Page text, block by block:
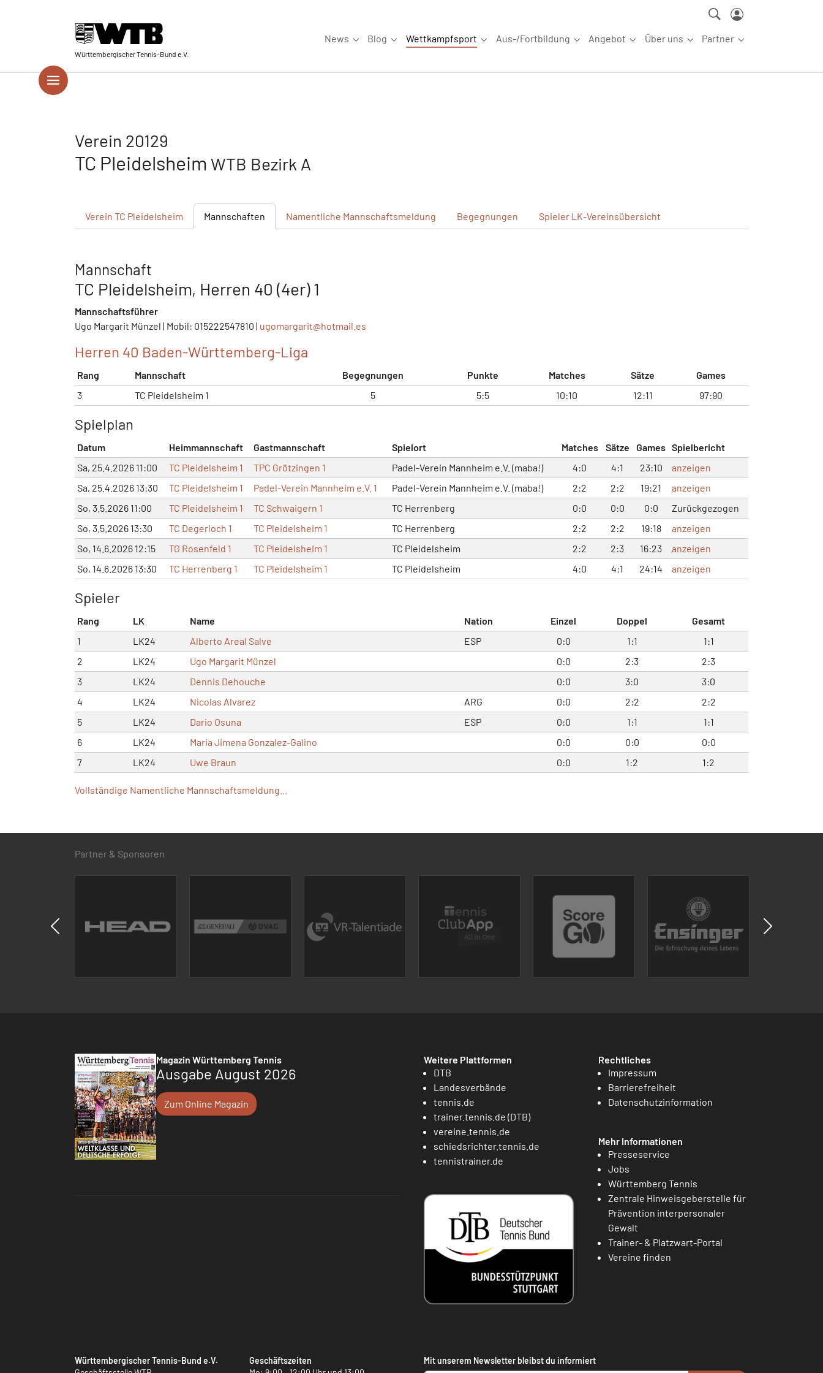
Württembergischer Tennis-Bund e.V.
News
Submenu for "News"
Blog
Submenu for "Blog"
Wettkampfsport
Submenu for "Wettkampfsport"
Aus-/Fortbildung
Submenu for "Aus-/Fortbildung"
Angebot
Submenu for "Angebot"
Über uns
Submenu for "Über uns"
Partner
Submenu for
Verein 20129
TC Pleidelsheim WTB Bezirk A
Verein TC Pleidelsheim Mannschaften Namentliche Mannschaftsmeldung Begegnungen Spieler LK-Vereinsübersicht
Mannschaft
TC Pleidelsheim, Herren 40 (4er) 1
Mannschaftsführer
Ugo Margarit Münzel | Mobil: 015222547810 | ugomargarit@hotmail.es
Herren 40 Baden-Württemberg-Liga
Rang Mannschaft Begegnungen Punkte Matches Sätze
Games
3
TC Pleidelsheim 1 5 5:5 10:10 12:11 97:90
Spielplan
Datum Heimmannschaft Gastmannschaft Spielort Matches Sätze Games Spielbericht
Sa, 25.4.2026 11:00
TC Pleidelsheim 1 TPC Grötzingen 1 Padel-Verein Mannheim e.V. (maba!) 4:0 4:1 23:10
anzeigen
Sa, 25.4.2026 13:30
TC Pleidelsheim 1 Padel-Verein Mannheim e.V. 1 Padel-Verein Mannheim e.V. (maba!) 2:2 2:2 19:21
anzeigen
So, 3.5.2026 11:00
TC Pleidelsheim 1 TC Schwaigern 1 TC Herrenberg 0:0 0:0 0:0
Zurückgezogen
So, 3.5.2026 13:30
TC Degerloch 1 TC Pleidelsheim 1 TC Herrenberg 2:2 2:2 19:18
anzeigen
So, 14.6.2026 12:15
TG Rosenfeld 1 TC Pleidelsheim 1 TC Pleidelsheim 2:2 2:3 16:23
anzeigen
So, 14.6.2026 13:30
TC Herrenberg 1 TC Pleidelsheim 1 TC Pleidelsheim 4:0 4:1 24:14 anzeigen
Spieler
Rang LK Name Nation Einzel Doppel
Gesamt
1
LK24 Alberto Areal Salve ESP 0:0 1:1
1:1
2
LK24 Ugo Margarit Münzel 0:0 2:3
2:3
3
LK24 Dennis Dehouche 0:0 3:0
3:0
4
LK24 Nicolas Alvarez ARG 0:0 2:2
2:2
5
LK24 Dario Osuna ESP 0:0 1:1
1:1
6
LK24 Maria Jimena Gonzalez-Galino 0:0 0:0
0:0
7
LK24 Uwe Braun 0:0 1:2 1:2
Vollständige Namentliche Mannschaftsmeldung...
Partner & Sponsoren
Magazin Württemberg Tennis
Ausgabe August 2026
Zum Online Magazin
Weitere Plattformen
DTB
Landesverbände
tennis.de
trainer.tennis.de (DTB)
vereine.tennis.de
schiedsrichter.tennis.de
tennistrainer.de
Rechtliches
Impressum
Barrierefreiheit
Datenschutzinformation
Mehr Informationen
Presseservice
Jobs
Württemberg Tennis
Zentrale Hinweisgeberstelle für
Prävention interpersonaler
Gewalt
Trainer- & Platzwart-Portal
Vereine finden
Württembergischer Tennis-Bund e.V.
Geschäftszeiten
Mit unserem Newsletter bleibst du informiert